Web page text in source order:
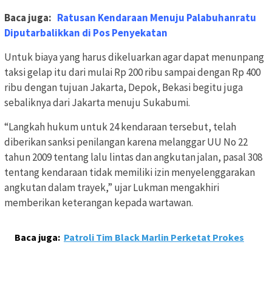
Baca juga: Ratusan Kendaraan Menuju Palabuhanratu
Diputarbalikkan di Pos Penyekatan
Untuk biaya yang harus dikeluarkan agar dapat menunpang
taksi gelap itu dari mulai Rp 200 ribu sampai dengan Rp 400
ribu dengan tujuan Jakarta, Depok, Bekasi begitu juga
sebaliknya dari Jakarta menuju Sukabumi.
“Langkah hukum untuk 24 kendaraan tersebut, telah
diberikan sanksi penilangan karena melanggar UU No 22
tahun 2009 tentang lalu lintas dan angkutan jalan, pasal 308
tentang kendaraan tidak memiliki izin menyelenggarakan
angkutan dalam trayek,” ujar Lukman mengakhiri
memberikan keterangan kepada wartawan.
Baca juga: Patroli Tim Black Marlin Perketat Prokes